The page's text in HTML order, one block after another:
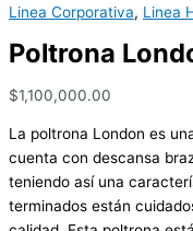
Linea Corporativa, Linea
Poltrona
$1,100,000.00
La poltrona London es
cuenta con descansa
teniendo así una
terminados están